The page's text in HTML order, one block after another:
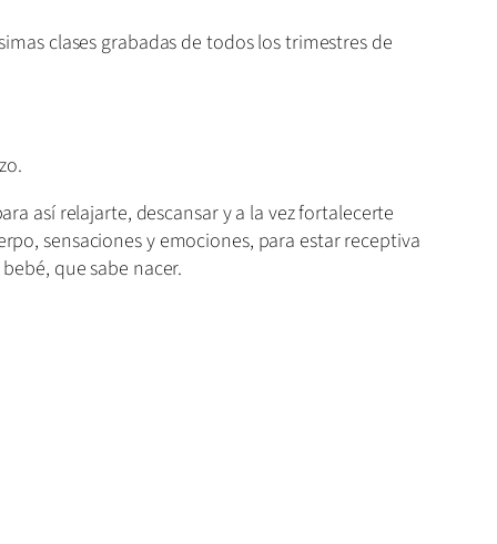
clases grabadas de todos los trimestres de
así relajarte, descansar y a la vez fortalecerte
sensaciones y emociones, para estar receptiva
que sabe nacer.